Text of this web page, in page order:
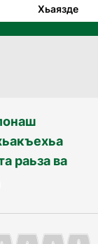
Хьаязде
раьза ва